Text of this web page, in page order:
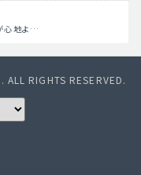
心地よ…
RIGHTS RESERVED.